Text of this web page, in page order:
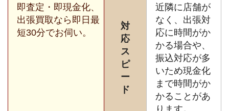
即査定・即現金化、
出張買取なら即日最
短30分でお伺い。
対
応
ス
ピ
ー
ド
近隣に店舗が
なく、出張対
応に時間がか
かる場合や、
振込対応が多
いため現金化
まで時間がか
かることがあ
ります。